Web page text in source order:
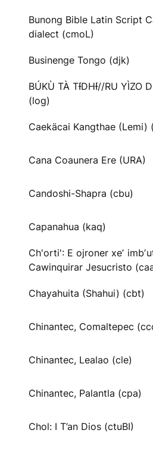
Bunong Bible Latin Script
dialect (cmoL)
Businenge Tongo (djk)
BÚKÙ TÀ TƗ́DHƗ́//RU YÌZO
(log)
Caekäcai Kangthae (Lemi)
Cana Coaunera Ere (URA)
Candoshi-Shapra (cbu)
Capanahua (kaq)
Ch'orti': E ojroner xeʼ
Cawinquirar Jesucristo
Chayahuita (Shahui) (cbt)
Chinantec, Comaltepec
Chinantec, Lealao (cle)
Chinantec, Palantla (cpa)
Chol: I T’an Dios (ctuBI)